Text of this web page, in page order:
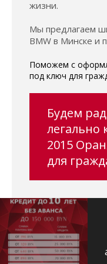
жизни.
Мы предлагаем
BMW в Минске и
Поможем с
под ключ для
Будем
легально
2015
для